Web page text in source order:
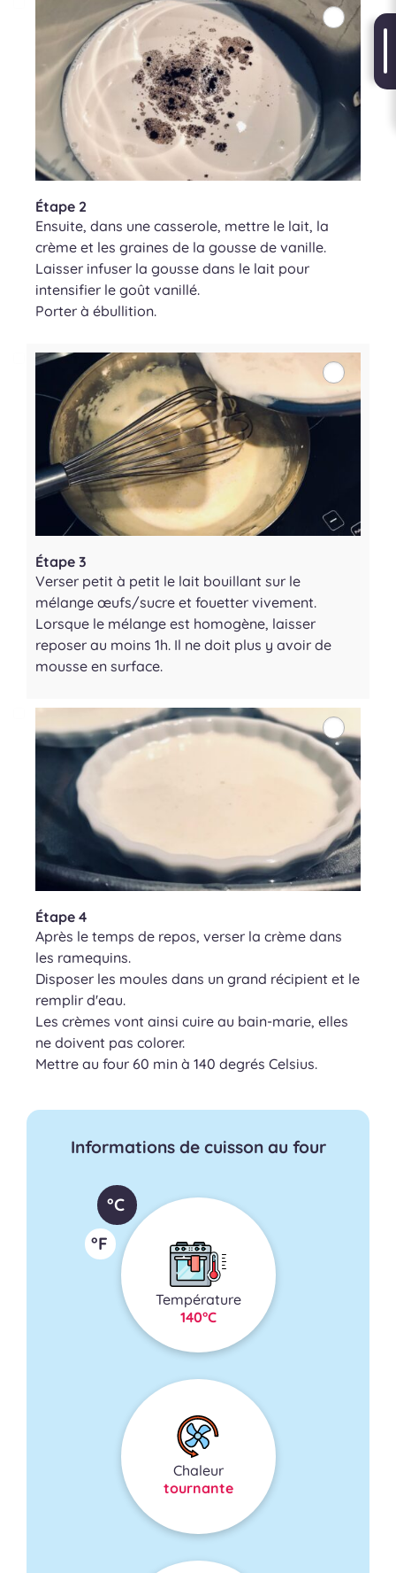
Étape 2
Ensuite, dans une casserole, mettre le lait, la
crème et les graines de la gousse de vanille.
Laisser infuser la gousse dans le lait pour
intensifier le goût vanillé.
Porter à ébullition.
Étape 3
Verser petit à petit le lait bouillant sur le
mélange œufs/sucre et fouetter vivement.
Lorsque le mélange est homogène, laisser
reposer au moins 1h. Il ne doit plus y avoir de
mousse en surface.
Étape 4
Après le temps de repos, verser la crème dans
les ramequins.
Disposer les moules dans un grand récipient et le
remplir d'eau.
Les crèmes vont ainsi cuire au bain-marie, elles
ne doivent pas colorer.
Mettre au four 60 min à 140 degrés Celsius.
Informations de cuisson au four
Température
140°C
°C
°F
Chaleur
tournante